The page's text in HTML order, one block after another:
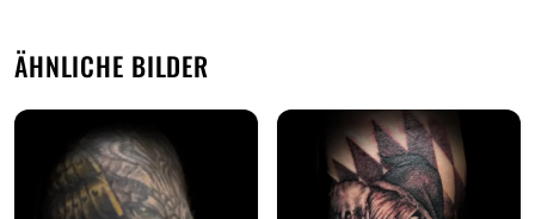
ÄHNLICHE BILDER